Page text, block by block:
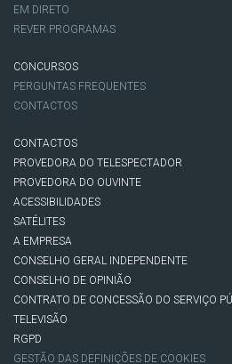
EM DIRETO
REVER PROGRAMAS
CONCURSOS
PERGUNTAS FREQUENTES
CONTACTOS
CONTACTOS
PROVEDORA DO TELESPECTADOR
PROVEDORA DO OUVINTE
ACESSIBILIDADES
SATÉLITES
A EMPRESA
CONSELHO GERAL INDEPENDENTE
CONSELHO DE OPINIÃO
CONTRATO DE CONCESSÃO DO SERVIÇO
TELEVISÃO
RGPD
GESTÃO DAS DEFINIÇÕES DE COOKIES